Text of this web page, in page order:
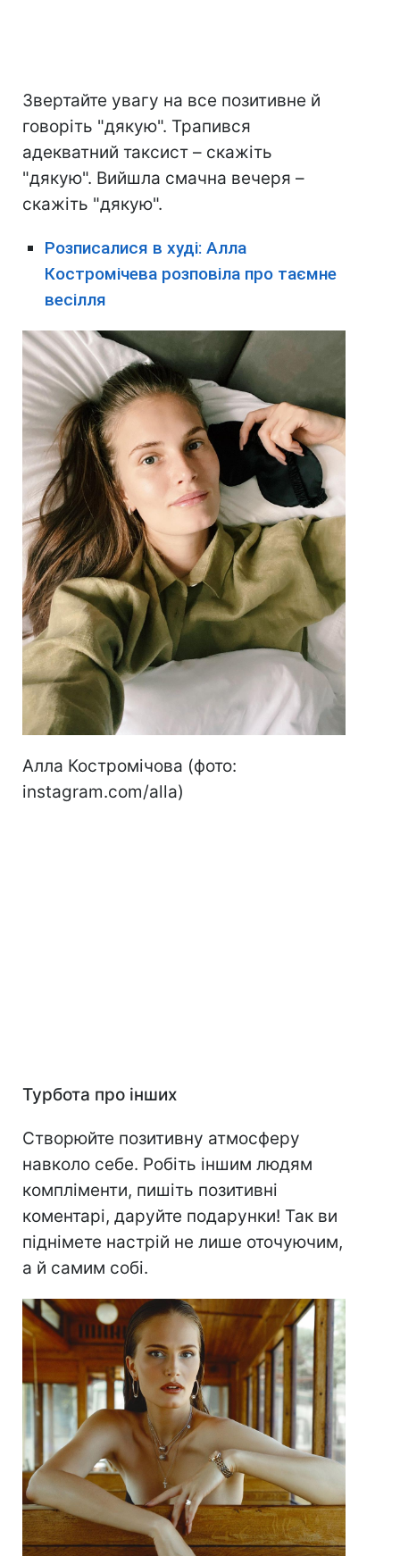
Звертайте увагу на все позитивне й
говоріть "дякую". Трапився
адекватний таксист – скажіть
"дякую". Вийшла смачна вечеря –
скажіть "дякую".
Розписалися в худі: Алла
Костромічева розповіла про таємне
весілля
Алла Костромічова (фото:
instagram.com/alla)
Турбота про інших
Створюйте позитивну атмосферу
навколо себе. Робіть іншим людям
компліменти, пишіть позитивні
коментарі, даруйте подарунки! Так ви
піднімете настрій не лише оточуючим,
а й самим собі.